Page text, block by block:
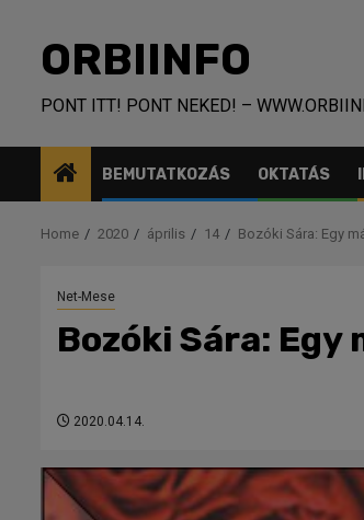
contentORBIINFO
PONT ITT! PONT NEKED! –
BEMUTATKOZÁS OKTATÁS
Home 2020 április 14 Bozóki Sára: Egy
Net-Mese
Bozóki Sára: Egy
2020.04.14.